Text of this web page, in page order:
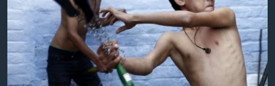
فرهنگ و زندگی
حقوق شهروندی
اقتصادی
علم و فناوری
مستندها
انتخابات ریاست جمهوری آمریکا ۲۰۲۴
حمله جمهوری اسلامی به اسرائیل
رمز مهسا
دنبال کنید